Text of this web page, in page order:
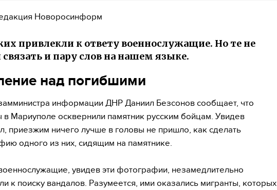
Новоросинформ
привлекли к ответу военнослужащие. Но те не
связать и пару слов на нашем языке.
над погибшими
информации ДНР Даниил Безсонов сообщает, что
в Мариуполе осквернили памятник русским бойцам. Увидев
приезжим ничего лучше в головы не пришло, как сделать
одного из них, сидящим на памятнике.
увидев эти фотографии, незамедлительно
к поиску вандалов. Разумеется, ими оказались мигранты, которых